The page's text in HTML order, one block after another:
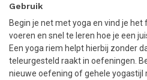
Gebruik
Begin je net met yoga en vind je
voeren en snel te leren hoe je een
Een yoga riem helpt hierbij zonder
teleurgesteld raakt in oefeningen.
nieuwe oefening of gehele yogastijl